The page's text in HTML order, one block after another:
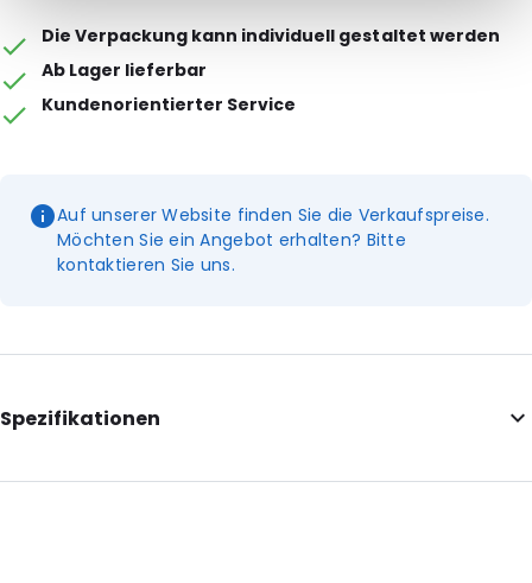
Die Verpackung kann individuell gestaltet werden
Ab Lager lieferbar
Kundenorientierter Service
Auf unserer Website finden Sie die Verkaufspreise.
Möchten Sie ein Angebot erhalten? Bitte
kontaktieren Sie uns.
Spezifikationen
Additional information: Mit Einkerbungen